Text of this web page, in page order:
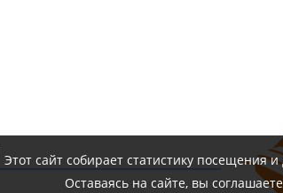
Этот сайт собирает статистику посещения
Оставаясь на сайте, вы